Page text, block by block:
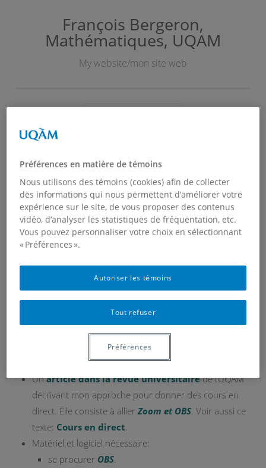
François Bergeron,
Mathématiques, UQAM
My website/mon site web
Covid-19
Unarticle dans la revue universitairede l’UQAM
décrivant mon approche pour donner des cours en
direct. Elle consiste à allier Zoom et OBS . Voir aussi ce
texte: Cours en direct
Matériel et logiciel nécessaire:
se procurer OBS
Préférences en matière de témoins
Nous utilisons des témoins (cookies) afin de collecter
des informations qui nous permettent d’améliorer votre
expérience sur le site, de vous proposer des contenus
vidéo, d’analyser les statistiques de fréquentation, etc.
Vous pouvez personnaliser votre choix en sélectionnant
« Préférences ».
Tout refuser
Autoriser les témoins
Préférences